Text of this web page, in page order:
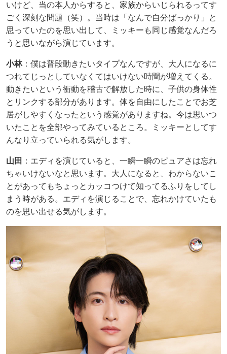
いけど、当の本人からすると、家族からいじられるってす
ごく深刻な問題（笑）。当時は「なんで自分ばっかり」と
思っていたのを思い出して、ミッキーも同じ感覚なんだろ
うと思いながら演じています。
小林：僕は普段動きたいタイプなんですが、大人になるに
つれてじっとしていなくてはいけない時間が増えてくる。
動きたいという衝動を稽古で解放した時に、子供の身体性
とリンクする部分があります。体を自由にしたことでお芝
居がしやすくなったという感覚がありますね。今は思いつ
いたことを全部やってみているところ。ミッキーとしてす
んなり立っていられる気がします。
山田 ：エディを演じていると、一瞬一瞬のピュアさは忘れ
ちゃいけないなと思います。大人になると、わからないこ
とがあってもちょっとカッコつけて知ってるふりをしてし
まう時がある。エディを演じることで、忘れかけていたも
のを思い出せる気がします。